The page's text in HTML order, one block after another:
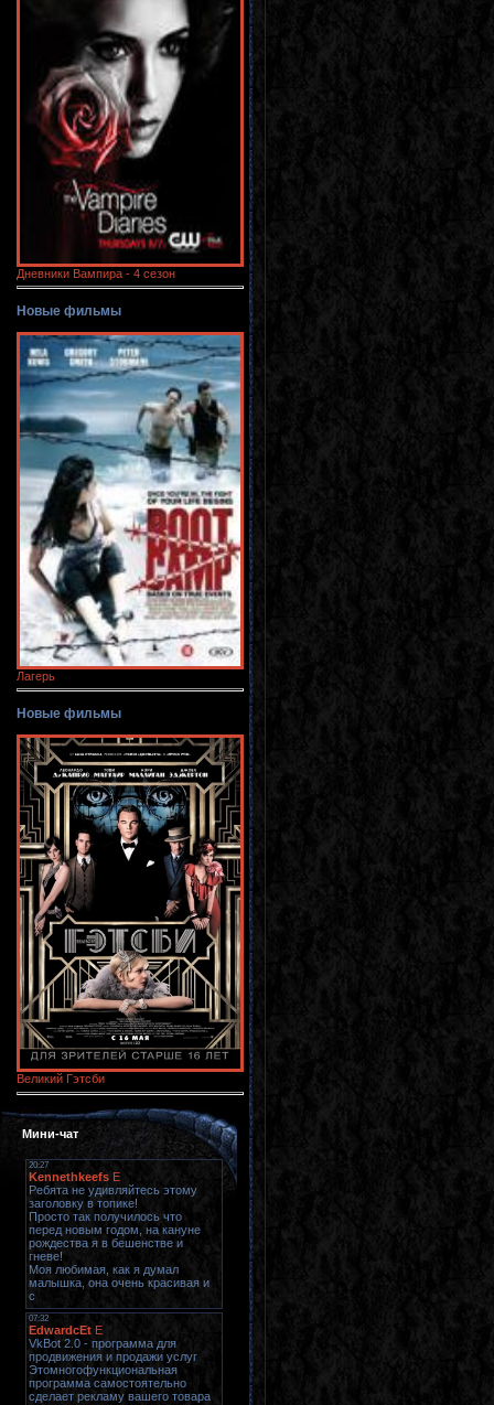
Дневники Вампира - 4 сезон
Новые фильмы
Лагерь
Новые фильмы
Великий Гэтсби
Мини-чат